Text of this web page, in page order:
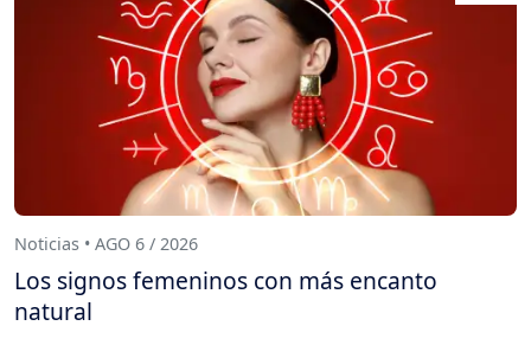
Noticias • AGO 6 / 2026
Los signos femeninos con más encanto
natural